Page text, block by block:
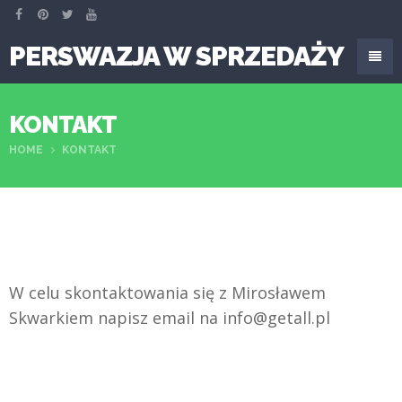
PERSWAZJA W SPRZEDAŻY
KONTAKT
HOME KONTAKT
W celu skontaktowania się z Mirosławem
Skwarkiem napisz email na info@getall.pl